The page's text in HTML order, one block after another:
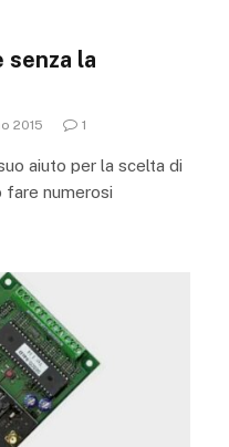
senza la
2015 1
aiuto per la scelta di
numerosi